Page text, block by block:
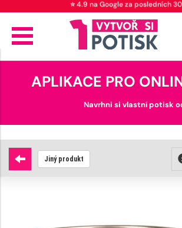
APLIKACE PRO
Navrhni si vlastní potisk